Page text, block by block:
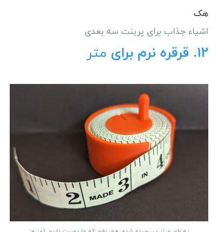
هک
اشیاء جذاب برای پرینت سه بعدی
12. قرقره نرم برای متر